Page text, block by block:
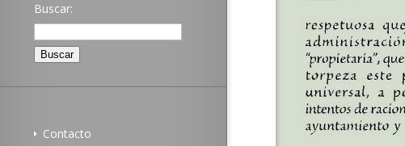
Buscar:
Contacto